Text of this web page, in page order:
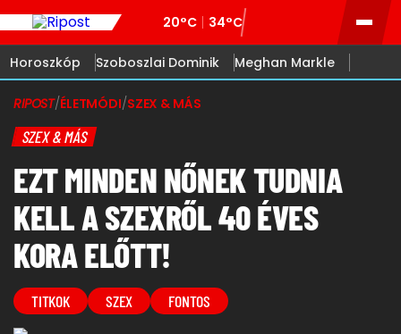
20°C 34°C
Horoszkóp Szoboszlai Dominik Meghan Markle
RIPOST/ÉLETMÓDI/SZEX & MÁS
SZEX & MÁS
EZT MINDEN NŐNEK TUDNIA
KELL A SZEXRŐL 40 ÉVES
KORA ELŐTT!
TITKOK SZEX FONTOS